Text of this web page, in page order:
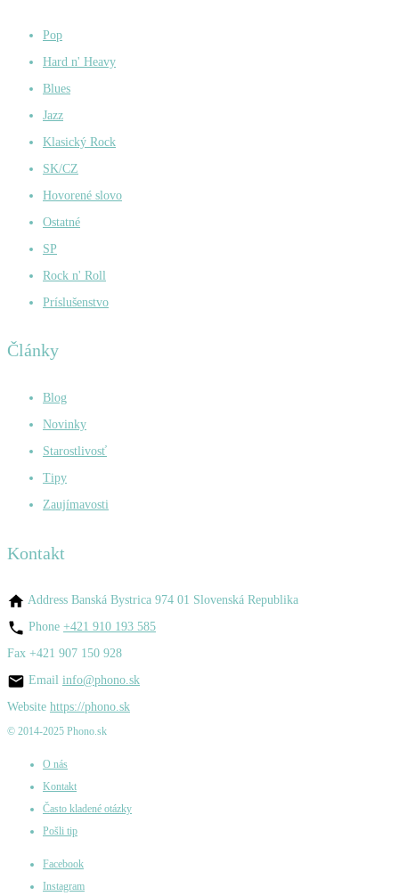
Pop
Hard n' Heavy
Blues
Jazz
Klasický Rock
SK/CZ
Hovorené slovo
Ostatné
SP
Rock n' Roll
Príslušenstvo
Články
Blog
Novinky
Starostlivosť
Tipy
Zaujímavosti
Kontakt
Address Banská Bystrica 974 01 Slovenská Republika
Phone +421 910 193 585
Fax +421 907 150 928
Email info@phono.sk
Website https://phono.sk
© 2014-2025 Phono.sk
O nás
Kontakt
Často kladené otázky
Pošli tip
Facebook
Instagram